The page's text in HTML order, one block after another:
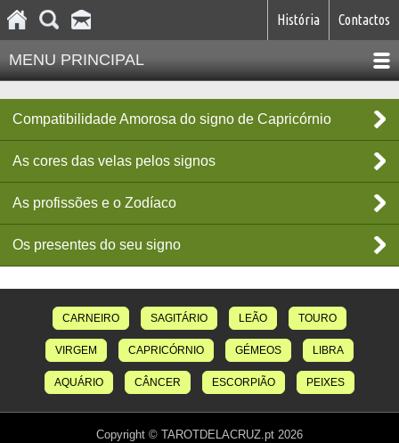
História Contactos
MENU PRINCIPAL
Compatibilidade Amorosa do signo de Capricórnio
As cores das velas pelos signos
As profissões e o Zodíaco
Os presentes do seu signo
CARNEIRO SAGITÁRIO LEÃO TOURO
VIRGEM CAPRICÓRNIO GÉMEOS LIBRA
AQUÁRIO CÂNCER ESCORPIÃO PEIXES
Copyright © TAROTDELACRUZ.pt 2026